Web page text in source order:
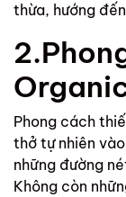
thừa, hướng
Phong cách
thở tự nhiên
những đường
Không còn